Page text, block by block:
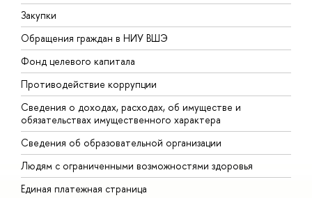
Закупки
Обращения граждан в НИУ ВШЭ
Фонд целевого капитала
Противодействие коррупции
Сведения о доходах, расходах, об имуществе и
обязательствах имущественного характера
Сведения об образовательной организации
Людям с ограниченными возможностями здоровья
Единая платежная страница